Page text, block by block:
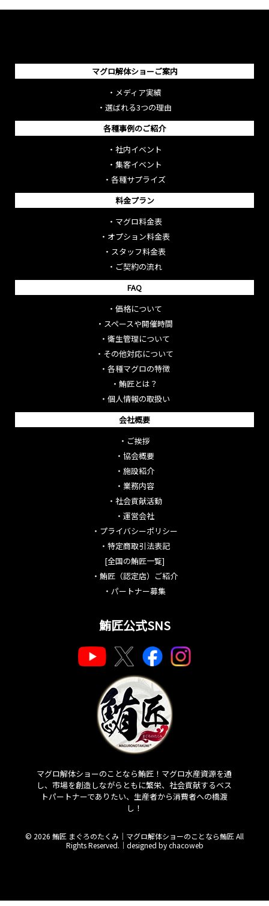
マグロ解体ショーご案内
・ メディア実績
・ 選ばれる3つの理由
各種事例のご紹介
・ 社内イベント
・ 集客イベント
・ 各種サプライズ
料金プラン
・ マグロ料金表
・ オプション料金表
・ スタッフ料金表
・ ご契約の流れ
FAQ
・ 価格について
・ スペースや開催時間
・ 衛生管理について
・ その他対応について
・ 各種マグロの特徴
・ 鮪匠とは？
・ 個人情報の取扱い
会社概要
・ ご挨拶
・ 協会概要
・ 施設紹介
・ 業務内容
・ 社会貢献活動
・ 運営会社
・ プライバシーポリシー
・ 特定商取引法表記
[全国の鮪匠一覧]
・ 鮪匠（認定店）ご紹介
・ パートナー募集
鮪匠公式SNS
マグロ解体ショーのことなら鮪匠！マグロ水産資源を通
し、市場を創造しながらともに繁栄、社会貢献するベス
トパートナーでありたい、生産者から消費者への橋渡
し！
© 2026 鮪匠 まぐろのたくみ｜マグロ解体ショーのことなら鮪匠 All
Rights Reserved.｜ designed by chacoweb